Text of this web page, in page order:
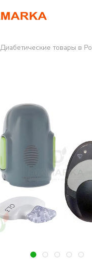
Диабетические товары в